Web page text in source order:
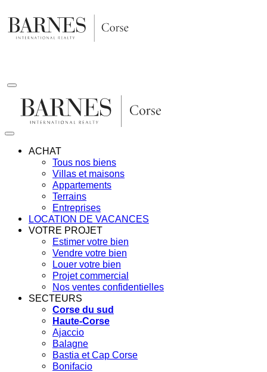
au
contenu
ACHAT
Tous nos biens
Villas et maisons
Appartements
Terrains
Entreprises
LOCATION DE VACANCES
VOTRE PROJET
Estimer votre bien
Vendre votre bien
Louer votre bien
Projet commercial
Nos ventes confidentielles
SECTEURS
Corse du sud
Haute-Corse
Ajaccio
Balagne
Bastia et Cap Corse
Bonifacio